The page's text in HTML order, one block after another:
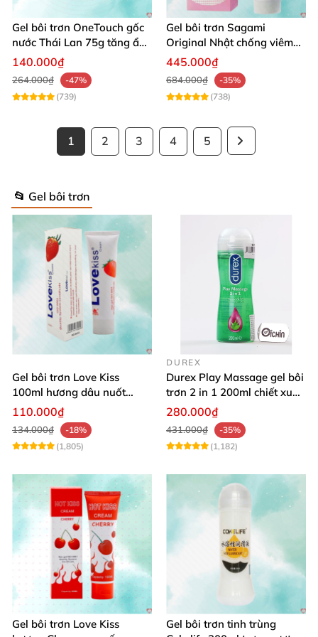
Gel bôi trơn OneTouch gốc
nước Thái Lan 75g tăng ẩm
hiệu quả
140.000₫
264.000₫
-47%
(739)
Gel bôi trơn Sagami
Original Nhật chống viêm
an toàn da
445.000₫
684.000₫
-35%
(738)
1 2 3 4 5
📂 Gel bôi trơn
Gel bôi trơn Love Kiss
100ml hương dâu nuốt
được an toàn
110.000₫
134.000₫
-18%
(1,805)
DUREX
Durex Play Massage gel bôi
trơn 2 in 1 200ml chiết xuất
lô hội
280.000₫
431.000₫
-35%
(1,182)
Gel bôi trơn Love Kiss
Gel bôi trơn tinh trùng